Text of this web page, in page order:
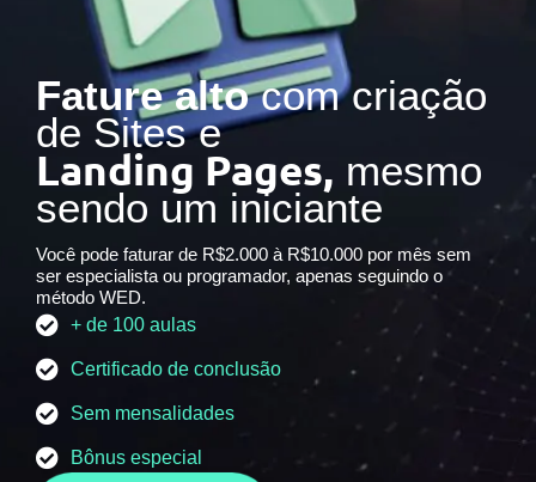
Fature altocom criação
de Sites e
Landing Pages, mesmo
sendo um iniciante
Você pode faturar de R$2.000 à R$10.000 por mês sem
ser especialista ou programador, apenas seguindo o
método WED.
+ de 100 aulas
Certificado de conclusão
Sem mensalidades
Bônus especial